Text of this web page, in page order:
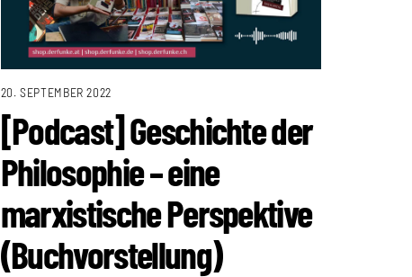
20. SEPTEMBER 2022
[Podcast] Geschichte der
Philosophie – eine
marxistische Perspektive
(Buchvorstellung)